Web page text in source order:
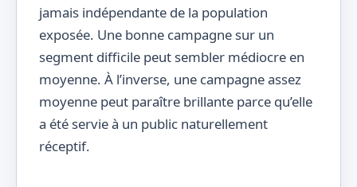
jamais indépendante de la population
exposée. Une bonne campagne sur un
segment difficile peut sembler médiocre en
moyenne. À l’inverse, une campagne assez
moyenne peut paraître brillante parce qu’elle
a été servie à un public naturellement
réceptif.